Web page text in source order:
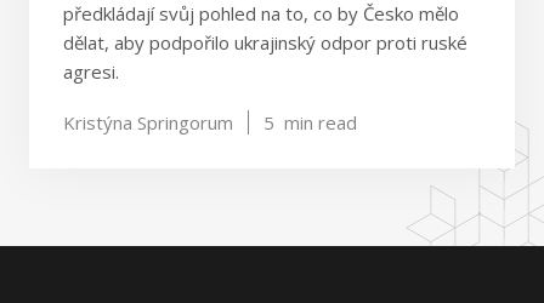
předkládají svůj pohled na to, co by Česko mělo
dělat, aby podpořilo ukrajinský odpor proti ruské
agresi.
Kristýna Springorum 5 min read